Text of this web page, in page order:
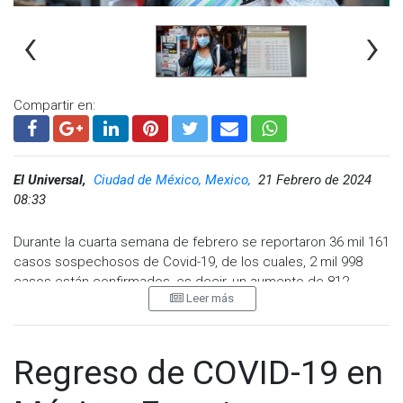
Visita y accede a todo nuestro contenido |
www.cadenanoticias.com| Twitter:@cadena_noticias
@cadenanoticiasmx| Instagram:
Whatsapp:@CadenaNoticias
‹ ›
Compartir en:
El Universal, Ciudad de México, Mexico, 21 Febrero de 2024
08:33
Durante la cuarta semana de febrero se reportaron 36 mil 161
casos sospechosos de Covid-19, de los cuales, 2 mil 998
casos están confirmados, es decir, un aumento de 812
contagios por SARS-Cov-2 y 70 defunciones.
casos; el Estado de México con 251 contagios; Querétaro
211; Puebla 145 casos; Hidalgo 127; Jalisco 133 y Tabasco
Leer más
Regreso de COVID-19 en